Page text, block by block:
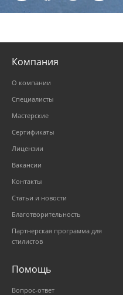
Компания
О компании
Специалисты
Мастерские
Сертификаты
Лицензии
Вакансии
Контакты
Статьи и новости
Благотворительность
Партнерская программа для
стилистов
Помощь
Вопрос-ответ